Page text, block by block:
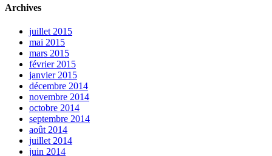
Archives
juillet 2015
mai 2015
mars 2015
février 2015
janvier 2015
décembre 2014
novembre 2014
octobre 2014
septembre 2014
août 2014
juillet 2014
juin 2014